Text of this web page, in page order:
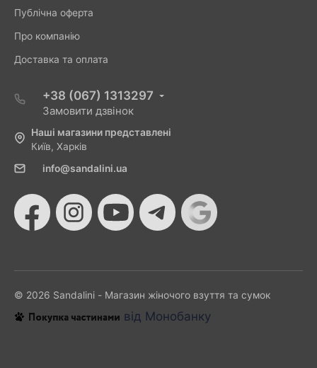
Публічна оферта
Про компанію
Доставка та оплата
+38 (067) 1313297
Замовити дзвінок
Наші магазини представлені
Київ, Харків
info@sandalini.ua
© 2026 Sandalini - Магазин жіночого взуття та сумок
від Монобанку